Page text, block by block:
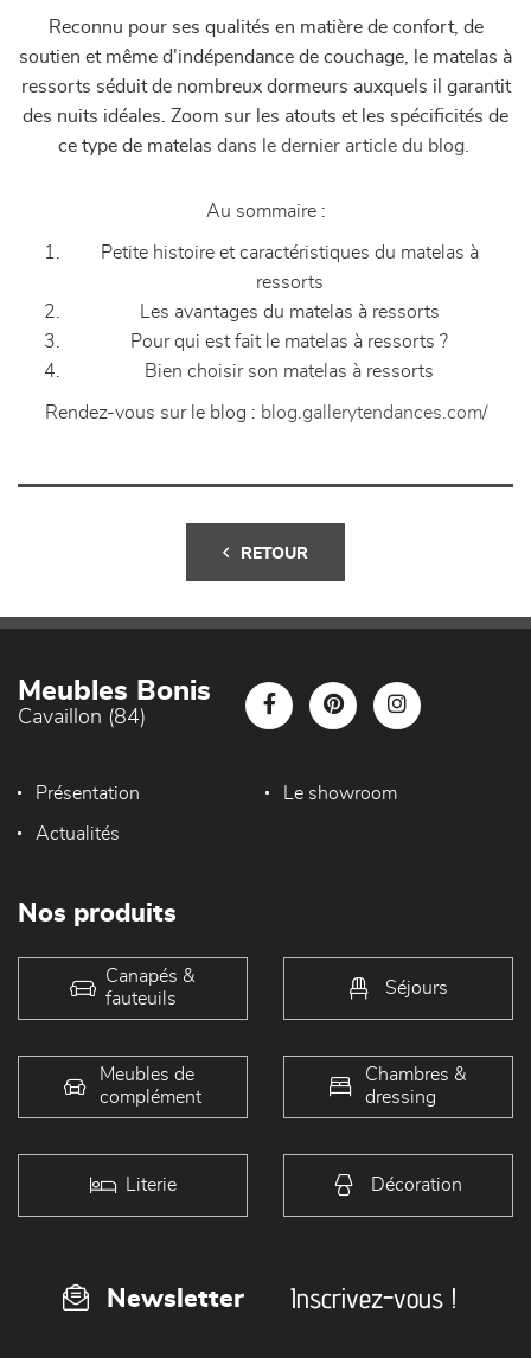
Reconnu pour ses qualités en matière de confort, de
soutien et même d'indépendance de couchage, le matelas à
ressorts séduit de nombreux dormeurs auxquels il garantit
des nuits idéales. Zoom sur les atouts et les spécificités de
ce type de matelas dans le dernier article du blog.
Au sommaire :
Petite histoire et caractéristiques du matelas à
ressorts
Les avantages du matelas à ressorts
Pour qui est fait le matelas à ressorts ?
Bien choisir son matelas à ressorts
Rendez-vous sur le blog : blog.gallerytendances.com/
RETOUR
Meubles Bonis
Cavaillon (84)
Présentation Le showroom
Actualités
Nos produits
Canapés &
fauteuils
Séjours
Meubles de
complément
Chambres &
dressing
Literie Décoration
Newsletter Inscrivez-vous !